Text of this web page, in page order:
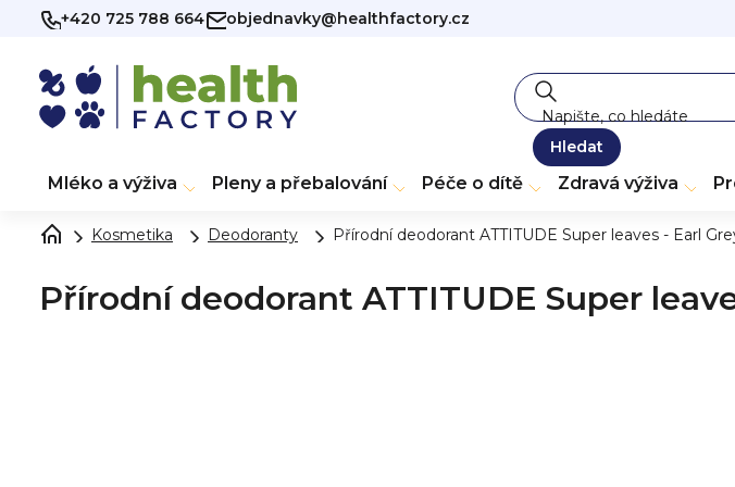
Přejít
+420 725 788 664 objednavky@healthfactory.cz
Hledat
Mléko a výživa Pleny a přebalování Péče o dítě Zdravá výživa
Kosmetika Deodoranty Přírodní deodorant ATTITUDE Super leaves - Earl
Přírodní deodorant ATTITUDE Super